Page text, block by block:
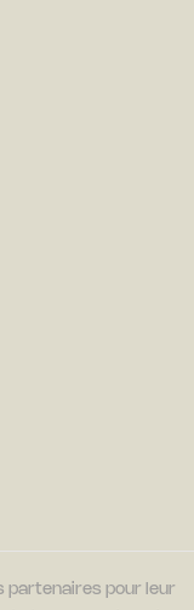
partenaires pour leur